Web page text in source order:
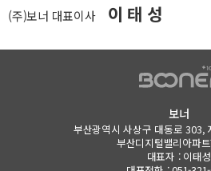
(주)보너 대표이사 이 태 성
보너
부산광역시 사상구 대동로 303,
부산디지털밸리아파
대표자 : 이태성